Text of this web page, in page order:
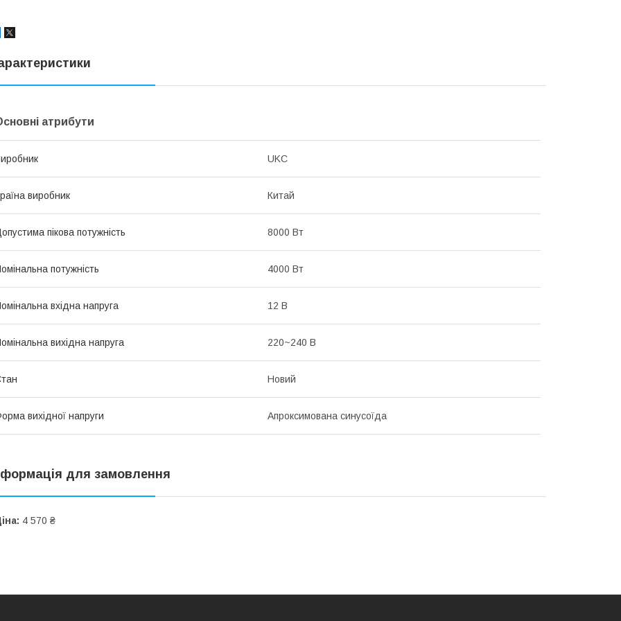
атрибути
UKC
виробник Китай
пікова потужність 8000 Вт
потужність 4000 Вт
вхідна напруга 12 В
вихідна напруга 220~240 В
Новий
вихідної напруги Апроксимована синусоїда
для замовлення
4 570 ₴